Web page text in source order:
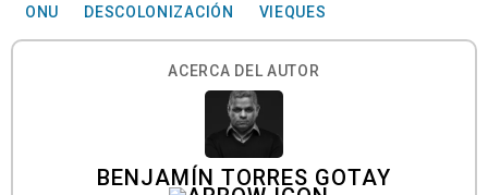
ONU DESCOLONIZACIÓN VIEQUES
ACERCA DEL AUTOR
BENJAMÍN TORRES GOTAY